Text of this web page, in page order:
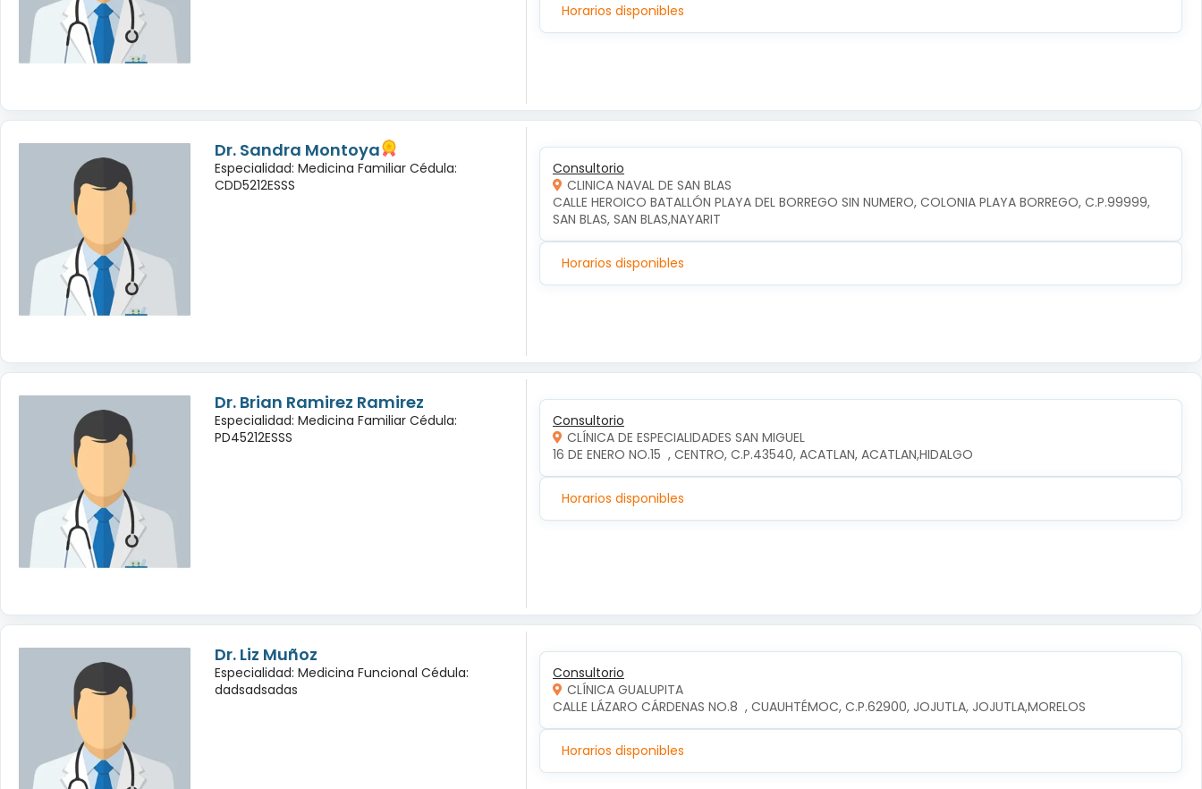
Horarios disponibles
Dr. Sandra Montoya
Especialidad: Medicina Familiar Cédula:
CDD5212ESSS
Consultorio
CLINICA NAVAL DE SAN BLAS
CALLE HEROICO BATALLÓN PLAYA DEL BORREGO SIN NUMERO, COLONIA PLAYA BORREGO, C.P.99999,
SAN BLAS, SAN BLAS,NAYARIT
Horarios disponibles
Dr. Brian Ramirez Ramirez
Especialidad: Medicina Familiar Cédula:
PD45212ESSS
Consultorio
CLÍNICA DE ESPECIALIDADES SAN MIGUEL
16 DE ENERO NO.15  , CENTRO, C.P.43540, ACATLAN, ACATLAN,HIDALGO
Horarios disponibles
Dr. Liz Muñoz
Especialidad: Medicina Funcional Cédula:
dadsadsadas
Consultorio
CLÍNICA GUALUPITA
CALLE LÁZARO CÁRDENAS NO.8  , CUAUHTÉMOC, C.P.62900, JOJUTLA, JOJUTLA,MORELOS
Horarios disponibles